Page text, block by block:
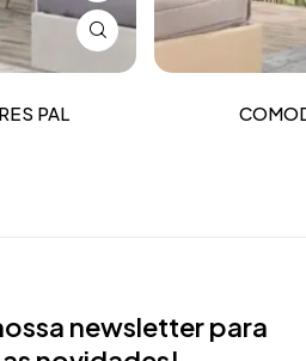
PAL
newsletter para